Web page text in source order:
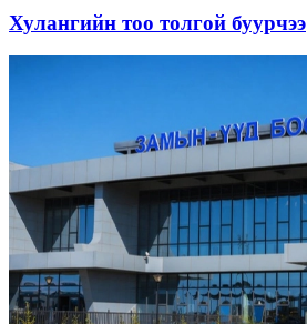
Хулангийн тоо толгой буурчээ